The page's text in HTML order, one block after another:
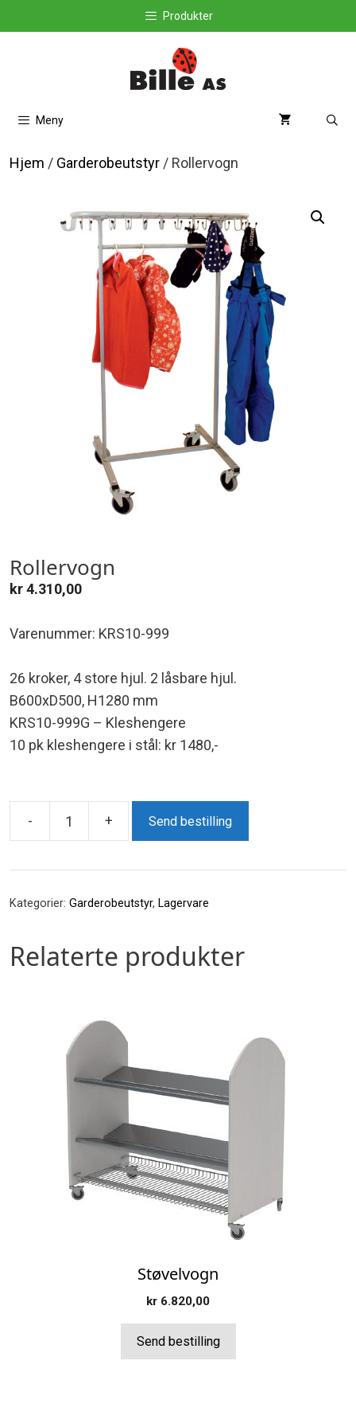
til
Produkter
Meny
Hjem / Garderobeutstyr / Rollervogn
Rollervogn
kr4.310,00
Varenummer: KRS10-999
26 kroker, 4 store hjul. 2 låsbare hjul.
B600xD500, H1280 mm
KRS10-999G – Kleshengere
10 pk kleshengere i stål: kr 1480,-
-
Rollervogn
+ Send bestilling
Kategorier: Garderobeutstyr, Lagervare
Relaterte produkter
Støvelvogn
kr 6.820,00
Send bestilling
produktet